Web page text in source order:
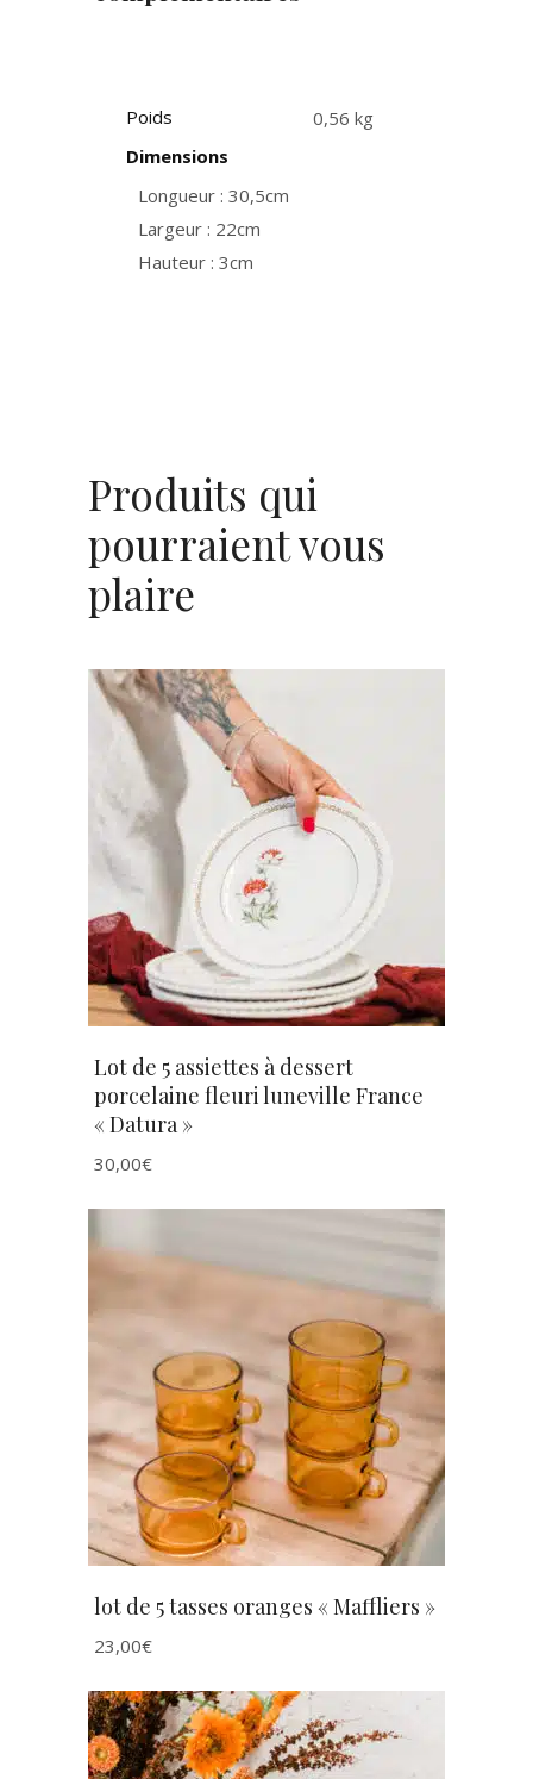
Poids
0,56 kg
Dimensions
Longueur : 30,5cm
Largeur : 22cm
Hauteur : 3cm
Produits qui
pourraient vous
plaire
AJOUTER AU PANIER
Lot de 5 assiettes à dessert
porcelaine fleuri luneville France
« Datura »
30,00€
AJOUTER AU PANIER
lot de 5 tasses oranges « Maffliers »
23,00€